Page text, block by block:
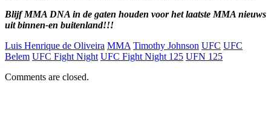
Blijf MMA DNA in de gaten houden voor het laatste MMA nieuws
uit binnen-en buitenland!!!
Luis Henrique de Oliveira MMA Timothy Johnson UFC UFC
Belem UFC Fight Night UFC Fight Night 125 UFN 125
Comments are closed.